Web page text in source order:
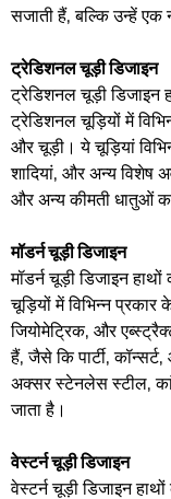
सजाती हैं, बल्कि उन्हें एक
ट्रेडिशनल चूड़ी डिजाइन
ट्रेडिशनल चूड़ी डिजाइन
ट्रेडिशनल चूड़ियों में
और चूड़ी। ये चूड़ियां
शादियां, और अन्य विशेष
और अन्य कीमती धातुओं
मॉडर्न चूड़ी डिजाइन
मॉडर्न चूड़ी डिजाइन
चूड़ियों में विभिन्न
जियोमेट्रिक, और
हैं, जैसे कि पार्टी,
अक्सर स्टेनलेस स्टील,
जाता है।
वेस्टर्न चूड़ी डिजाइन
वेस्टर्न चूड़ी डिजाइन